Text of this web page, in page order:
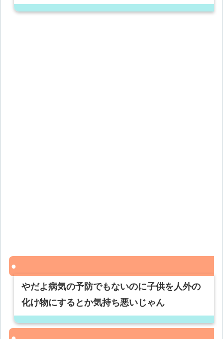
やだよ病気の予防でもないのに子供を人外の
化け物にするとか気持ち悪いじゃん